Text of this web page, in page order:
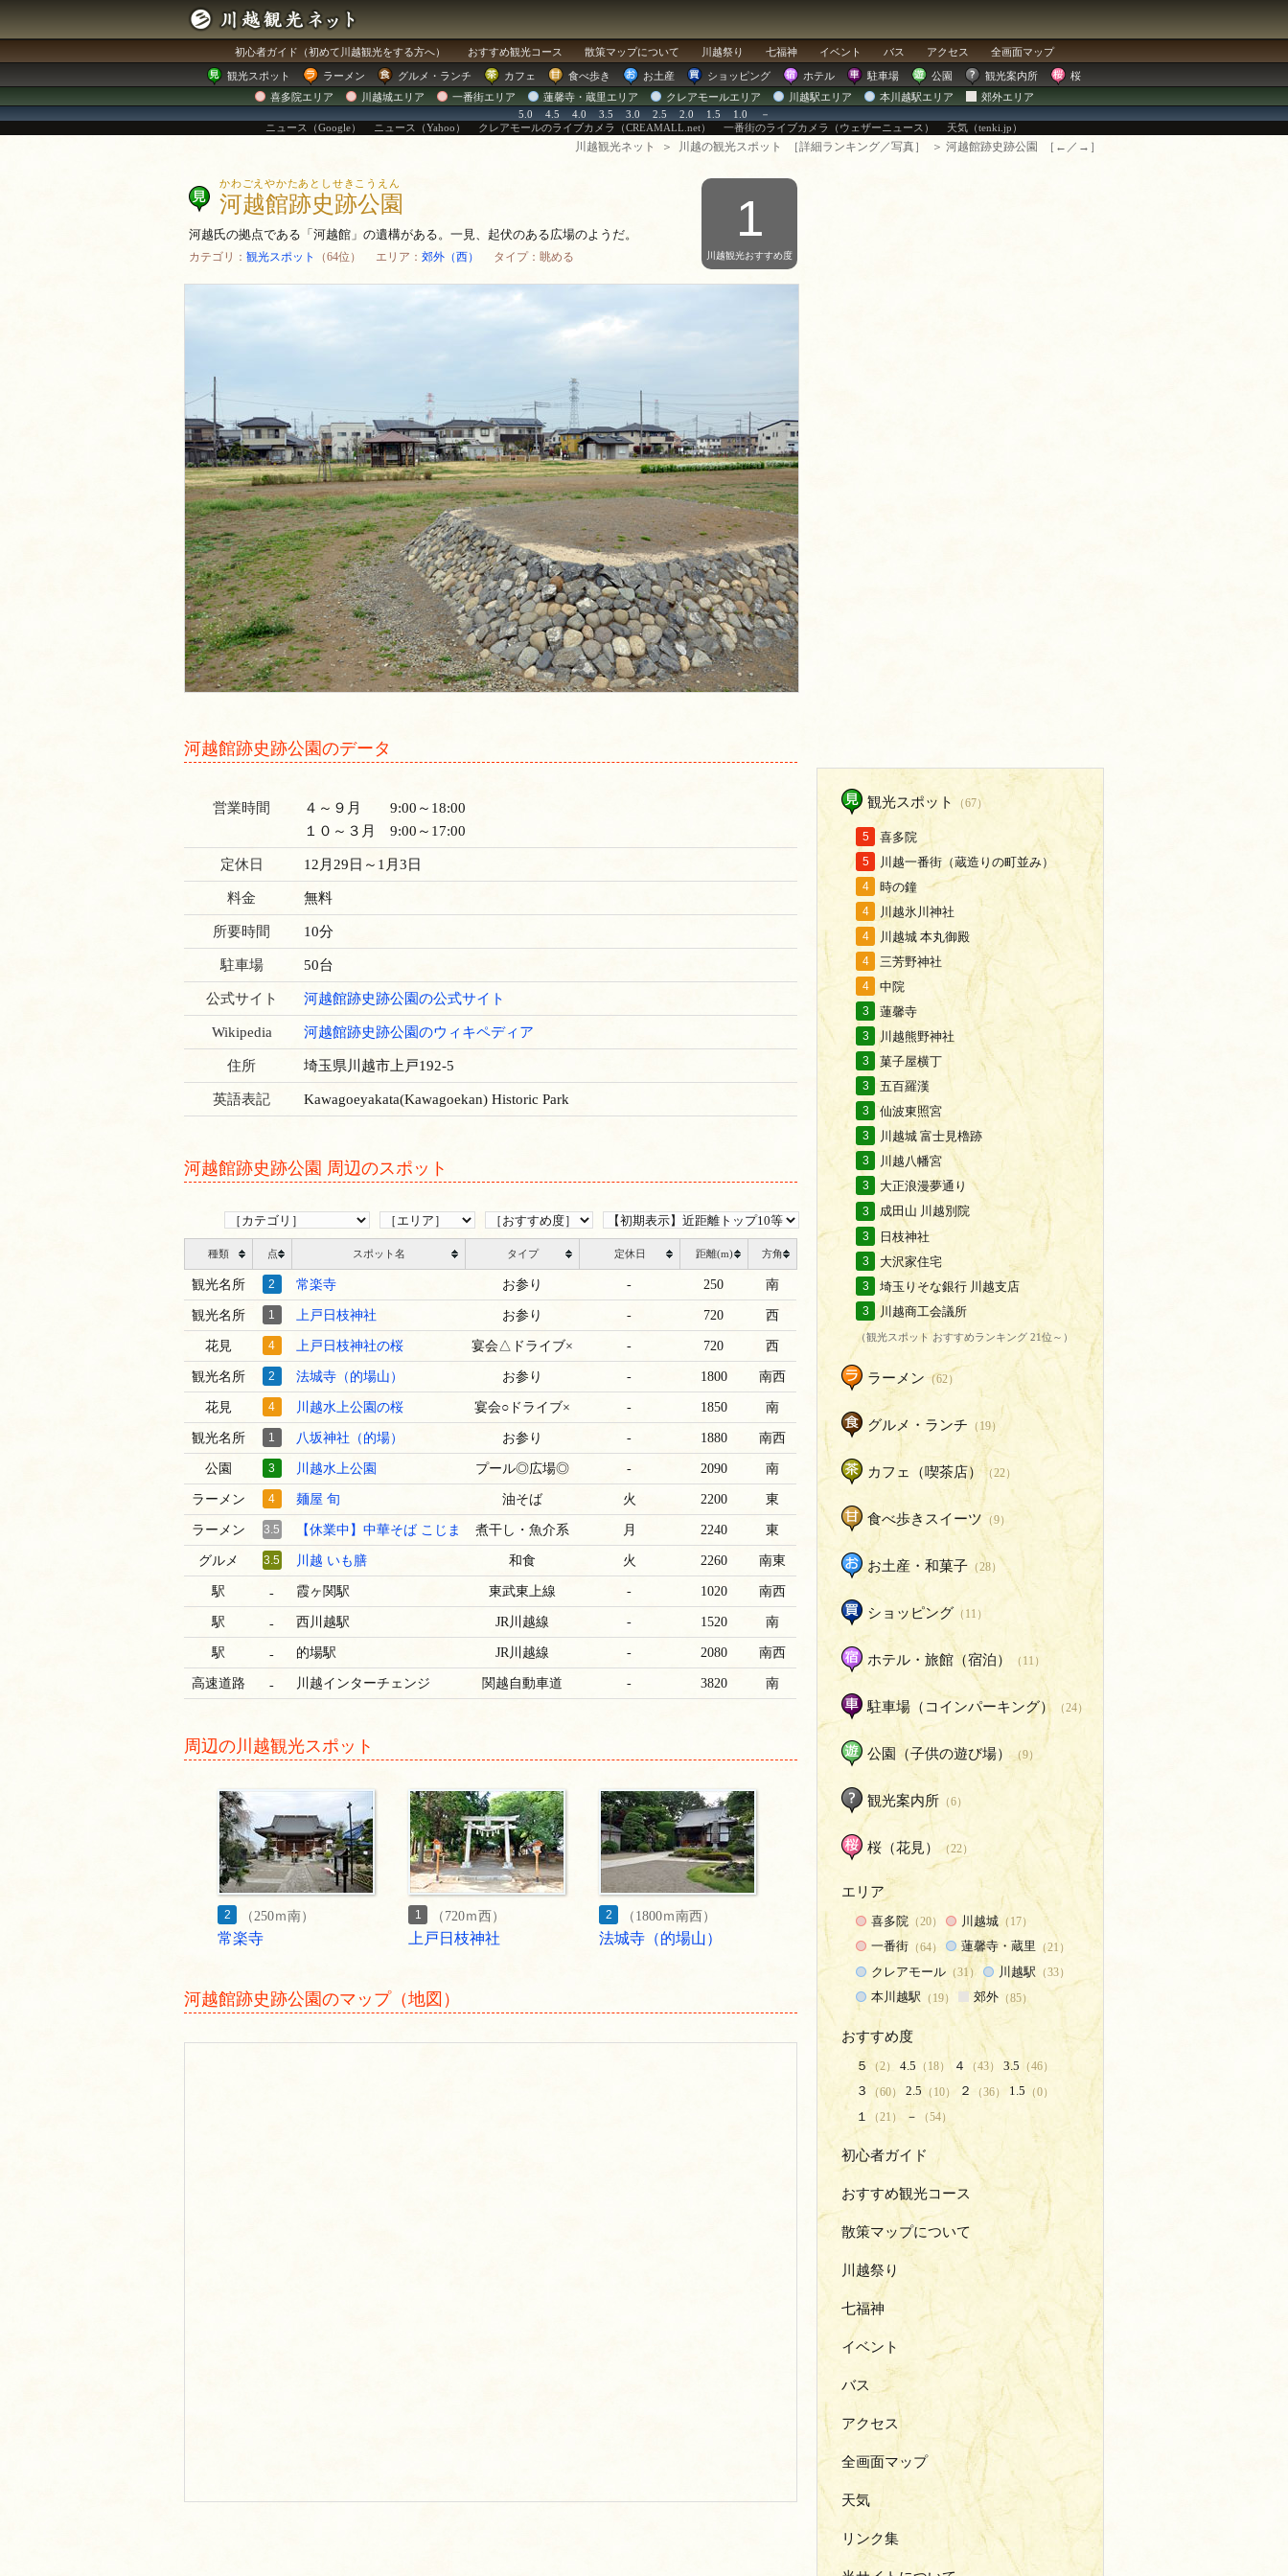
初心者ガイド （初めて川越観光をする方へ） おすすめ観光コース 散策マップについて 川越祭り 七福神 イベント バス アクセス 全画面マップ
観光スポット ラーメン グルメ ・ランチ カフェ 食べ歩き お土産 ショッピング ホテル 駐車場 公園 観光案内所
桜
喜多院エリア
川越城エリア 一番街エリア 蓮馨寺・蔵里エリア クレアモールエリア 川越駅エリア 本川越駅エリア
郊外エリア
5.0
4.5 4.0 3.5 3.0 2.5 2.0 1.5 1.0
－
ニュース（Google）
ニュース（Yahoo） クレアモールのライブカメラ（CREAMALL.net） 一番街のライブカメラ（ウェザーニュース） 天気（tenki.jp）
川越観光ネット ＞ 川越の観光スポット ［詳細ランキング／写真］ ＞ 河越館跡史跡公園 ［ ← ／ → ］
かわごえやかたあとしせきこうえん
河越館跡史跡公園
河越氏の拠点である「河越館」の遺構がある。一見、起伏のある広場のようだ。
カテゴリ： 観光スポット （64位） エリア： 郊外（西） タイプ：眺める
1
川越観光おすすめ度
河越館跡史跡公園のデータ
営業時間
４～９月 9:00～18:00
１０～３月 9:00～17:00
定休日 12月29日～1月3日
料金 無料
所要時間 10分
駐車場 50台
公式サイト 河越館跡史跡公園の公式サイト
Wikipedia 河越館跡史跡公園のウィキペディア
住所 埼玉県川越市上戸192-5
英語表記 Kawagoeyakata(Kawagoekan) Historic Park
河越館跡史跡公園 周辺のスポット
種類 点 スポット名 タイプ 定休日 距離(m) 方角
観光名所 2 常楽寺 お参り ‐ 250 南
観光名所 1 上戸日枝神社 お参り ‐ 720 西
花見 4 上戸日枝神社の桜 宴会△ドライブ× ‐ 720 西
観光名所 2 法城寺（的場山） お参り ‐ 1800 南西
花見 4 川越水上公園の桜 宴会○ドライブ× ‐ 1850 南
観光名所 1 八坂神社（的場） お参り ‐ 1880 南西
公園 3 川越水上公園 プール◎広場◎ ‐ 2090 南
ラーメン 4 麺屋 旬 油そば 火 2200 東
ラーメン 3.5 【休業中】中華そば こじま 煮干し・魚介系 月 2240 東
グルメ 3.5 川越 いも膳 和食 火 2260 南東
駅 - 霞ヶ関駅 東武東上線 - 1020 南西
駅 - 西川越駅 JR川越線 - 1520 南
駅 - 的場駅 JR川越線 - 2080 南西
高速道路 - 川越インターチェンジ 関越自動車道 - 3820 南
周辺の川越観光スポット
2 （250ｍ南）
常楽寺
1 （720ｍ西）
上戸日枝神社
2 （1800ｍ南西）
法城寺（的場山）
河越館跡史跡公園のマップ（地図）
観光スポット （67）
5 喜多院
5 川越一番街（蔵造りの町並み）
4 時の鐘
4 川越氷川神社
4 川越城 本丸御殿
4 三芳野神社
4 中院
3 蓮馨寺
3 川越熊野神社
3 菓子屋横丁
3 五百羅漢
3 仙波東照宮
3 川越城 富士見櫓跡
3 川越八幡宮
3 大正浪漫夢通り
3 成田山 川越別院
3 日枝神社
3 大沢家住宅
3 埼玉りそな銀行 川越支店
3 川越商工会議所
（観光スポット おすすめランキング 21位～）
ラーメン （62）
グルメ・ランチ （19）
カフェ（喫茶店） （22）
食べ歩きスイーツ （9）
お土産・和菓子 （28）
ショッピング （11）
ホテル・旅館（宿泊） （11）
駐車場（コインパーキング） （24）
公園（子供の遊び場）（9）
観光案内所 （6）
桜（花見） （22）
エリア
喜多院 （20） 川越城（17）
一番街 （64） 蓮馨寺・蔵里 （21）
クレアモール （31） 川越駅 （33）
本川越駅 （19） 郊外 （85）
おすすめ度
５ （2） 4.5 （18） ４ （43） 3.5 （46）
３ （60） 2.5 （10） ２ （36） 1.5 （0）
１ （21） － （54）
初心者ガイド
おすすめ観光コース
散策マップについて
川越祭り
七福神
イベント
バス
アクセス
全画面マップ
天気
リンク集